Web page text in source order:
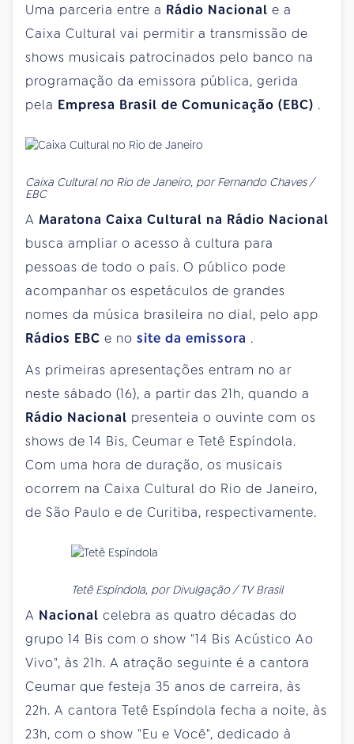
Uma parceria entre a Rádio Nacional e a
Caixa Cultural vai permitir a transmissão de
shows musicais patrocinados pelo banco na
programação da emissora pública, gerida
pela Empresa Brasil de Comunicação (EBC) .
Caixa Cultural no Rio de Janeiro, por Fernando Chaves /
EBC
A Maratona Caixa Cultural na Rádio Nacional
busca ampliar o acesso à cultura para
pessoas de todo o país. O público pode
acompanhar os espetáculos de grandes
nomes da música brasileira no dial, pelo app
Rádios EBC e no site da emissora .
As primeiras apresentações entram no ar
neste sábado (16), a partir das 21h, quando a
Rádio Nacional presenteia o ouvinte com os
shows de 14 Bis, Ceumar e Tetê Espíndola.
Com uma hora de duração, os musicais
ocorrem na Caixa Cultural do Rio de Janeiro,
de São Paulo e de Curitiba, respectivamente.
Tetê Espíndola, por Divulgação / TV Brasil
A Nacional celebra as quatro décadas do
grupo 14 Bis com o show "14 Bis Acústico Ao
Vivo", às 21h. A atração seguinte é a cantora
Ceumar que festeja 35 anos de carreira, às
22h. A cantora Tetê Espíndola fecha a noite, às
23h, com o show "Eu e Você", dedicado à